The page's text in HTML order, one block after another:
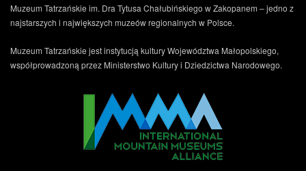
Muzeum Tatrzańskie im. Dra Tytusa Chałubińskiego w Zakopanem – jedno z
najstarszych i największych muzeów regionalnych w Polsce.
Muzeum Tatrzańskie jest instytucją kultury Województwa Małopolskiego,
współprowadzoną przez Ministerstwo Kultury i Dziedzictwa Narodowego.